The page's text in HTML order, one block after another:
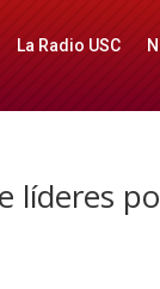
La Radio USC
líderes